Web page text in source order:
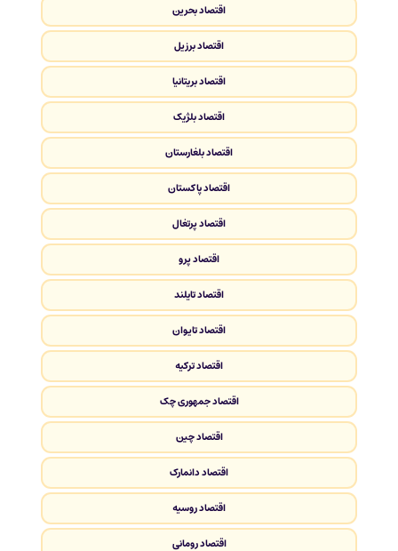
اقتصاد بحرین
اقتصاد برزیل
اقتصاد بریتانیا
اقتصاد بلژیک
اقتصاد بلغارستان
اقتصاد پاکستان
اقتصاد پرتغال
اقتصاد پرو
اقتصاد تایلند
اقتصاد تایوان
اقتصاد ترکیه
اقتصاد جمهوری چک
اقتصاد چین
اقتصاد دانمارک
اقتصاد روسیه
اقتصاد رومانی